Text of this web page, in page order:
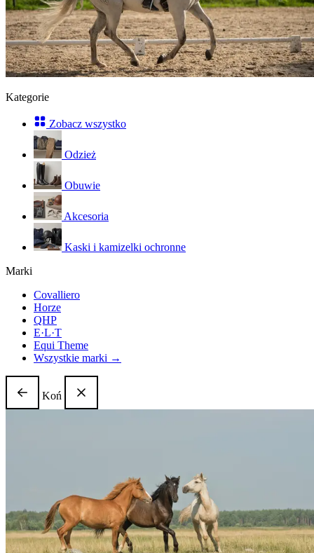
Kategorie
Zobacz wszystko
Odzież
Obuwie
Akcesoria
Kaski i kamizelki ochronne
Marki
Covalliero
Horze
QHP
E·L·T
Equi Theme
Wszystkie marki →
Koń